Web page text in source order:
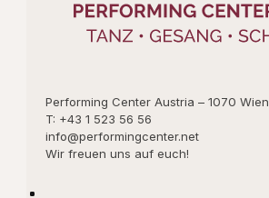
Performing Center Austria – 1070 Wien
T: +43 1 523 56 56
info@performingcenter.net
Wir freuen uns auf euch!